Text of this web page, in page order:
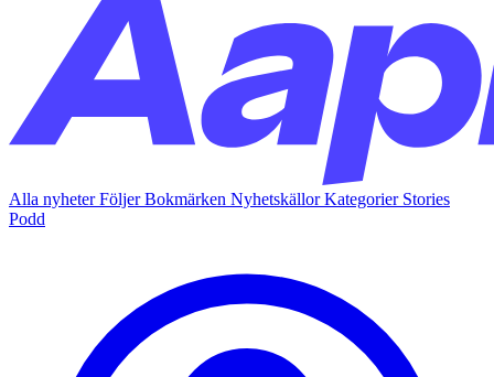
Alla nyheterFöljerBokmärken NyhetskällorKategorier Stories
Podd